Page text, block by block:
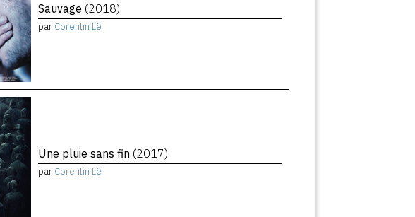
Sauvage (2018)
par Corentin Lê
Une pluie sans fin (2017)
par Corentin Lê